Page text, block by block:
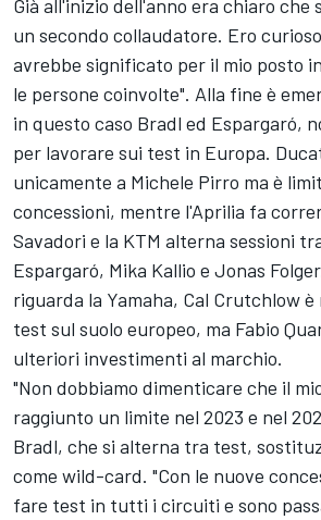
Già all'inizio dell'anno era chiaro che
un secondo collaudatore. Ero
avrebbe significato per il mio posto
le persone coinvolte". Alla fine è
in questo caso Bradl ed Espargaró,
per lavorare sui test in Europa.
unicamente a Michele Pirro ma è
concessioni, mentre l'Aprilia fa
Savadori e la KTM alterna sessioni
Espargaró, Mika Kallio e Jonas Folger
riguarda la Yamaha, Cal Crutchlowè
test sul suolo europeo, ma Fabio
ulteriori investimenti al marchio.
"Non dobbiamo dimenticare che il
raggiunto un limite nel 2023 e nel
Bradl, che si alterna tra test,
come wild-card. "Con le nuove
fare test in tutti i circuiti e sono